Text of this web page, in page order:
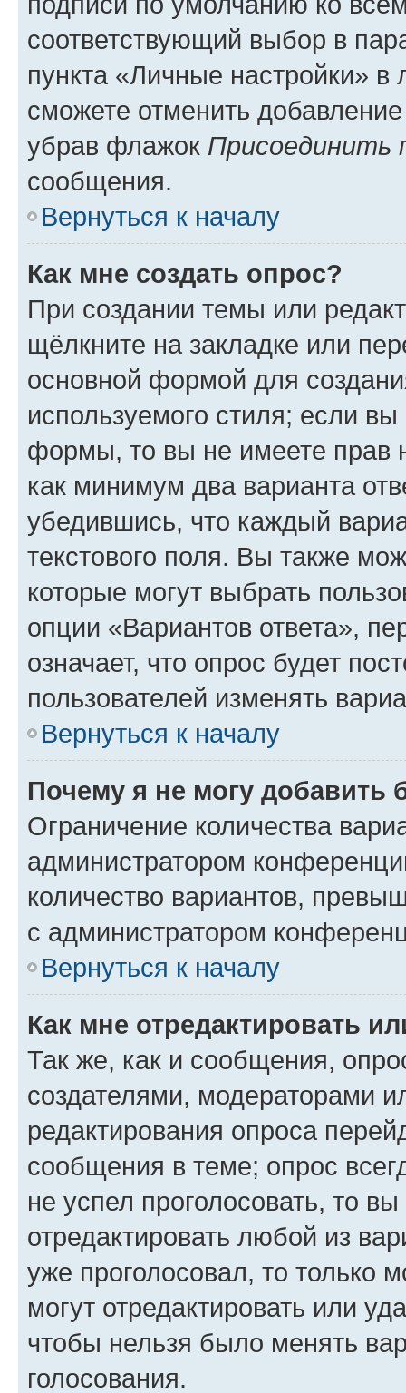
соответствующий выбор в
пункта «Личные настройки»
сможете отменить
убрав флажок Присоединить
сообщения.
Вернуться к началу
Как мне создать опрос?
При создании темы или
щёлкните на закладке или
основной формой для
используемого стиля; если
формы, то вы не имеете прав
как минимум два варианта
убедившись, что каждый
текстового поля. Вы также
которые могут выбрать
опции «Вариантов ответа»,
означает, что опрос будет
пользователей изменять
Вернуться к началу
Почему я не могу добавить
Ограничение количества
администратором
количество вариантов,
с администратором
Вернуться к началу
Как мне отредактировать
Так же, как и сообщения,
создателями, модераторами
редактирования опроса
сообщения в теме; опрос
не успел проголосовать, то
отредактировать любой из
уже проголосовал, то только
могут отредактировать или
чтобы нельзя было менять
голосования.